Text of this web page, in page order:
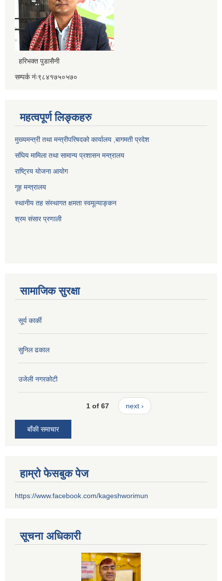
हरिभक्त पुडासैनी
सम्पर्क नंः९८४१७५०५७०
महत्वपूर्ण लिङ्कहरु
मुख्यमन्त्री तथा मन्त्रीपरिषदको कार्यालय ,बागमती प्रदेश
संघिय मामिला तथा सामान्य प्रशासन मन्त्रालय
राष्ट्रिय योजना आयोग
गूह मन्त्रालय
स्थानीय तह संस्थागत क्षमता स्वमूल्याङ्कन
श्रम संसार प्रणाली
सामाजिक सुरक्षा
सूर्य कार्की
सुनिल ढकाल
उजेली नगरकोटी
1 of 67 next ›
बाँकी समाचार
हाम्रो फेसबुक पेज
https://www.facebook.com/kageshworimun
सूचना अधिकारी